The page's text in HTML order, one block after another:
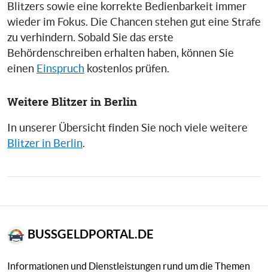
Blitzers sowie eine korrekte Bedienbarkeit immer
wieder im Fokus. Die Chancen stehen gut eine Strafe
zu verhindern. Sobald Sie das erste
Behördenschreiben erhalten haben, können Sie
einen Einspruch kostenlos prüfen.
Weitere Blitzer in Berlin
In unserer Übersicht finden Sie noch viele weitere
Blitzer in Berlin.
BUSSGELDPORTAL.DE
Informationen und Dienstleistungen rund um die Themen